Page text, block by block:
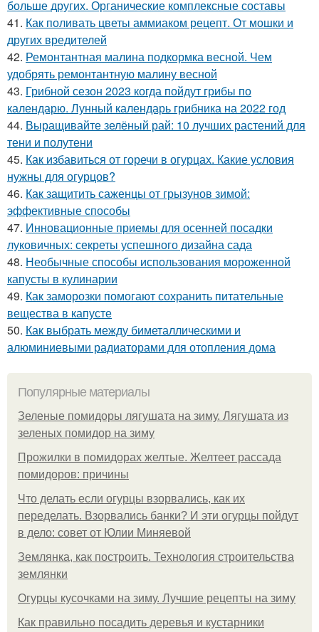
больше других. Органические комплексные составы
41. Как поливать цветы аммиаком рецепт. От мошки и
других вредителей
42. Ремонтантная малина подкормка весной. Чем
удобрять ремонтантную малину весной
43. Грибной сезон 2023 когда пойдут грибы по
календарю. Лунный календарь грибника на 2022 год
44. Выращивайте зелёный рай: 10 лучших растений для
тени и полутени
45. Как избавиться от горечи в огурцах. Какие условия
нужны для огурцов?
46. Как защитить саженцы от грызунов зимой:
эффективные способы
47. Инновационные приемы для осенней посадки
луковичных: секреты успешного дизайна сада
48. Необычные способы использования мороженной
капусты в кулинарии
49. Как заморозки помогают сохранить питательные
вещества в капусте
50. Как выбрать между биметаллическими и
алюминиевыми радиаторами для отопления дома
Популярные материалы
Зеленые помидоры лягушата на зиму. Лягушата из
зеленых помидор на зиму
Прожилки в помидорах желтые. Желтеет рассада
помидоров: причины
Что делать если огурцы взорвались, как их
переделать. Взорвались банки? И эти огурцы пойдут
в дело: совет от Юлии Миняевой
Землянка, как построить. Технология строительства
землянки
Огурцы кусочками на зиму. Лучшие рецепты на зиму
Как правильно посадить деревья и кустарники